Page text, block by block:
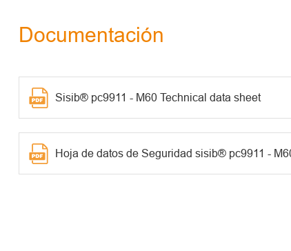
Documentación
Sisib® pc9911 - M60 Technical data sheet
Hoja de datos de Seguridad sisib® pc9911 -